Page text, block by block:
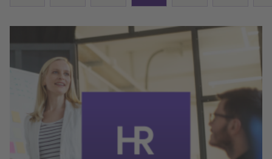
luisteren, liefst wekelijks of zelfs
dagelijks. Actief luisteren dus.
Maar hoe doe je dat? En wat doe je
voorbeelden.